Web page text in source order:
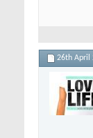
26th April